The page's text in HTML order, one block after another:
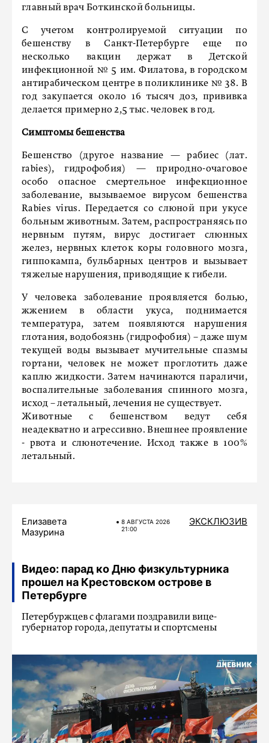
главный врач Боткинской больницы.
С учетом контролируемой ситуации по
бешенству в Санкт-Петербурге еще по
несколько вакцин держат в Детской
инфекционной № 5 им. Филатова, в городском
антирабическом центре в поликлинике № 38. В
год закупается около 16 тысяч доз, прививка
делается примерно 2,5 тыс. человек в год.
Симптомы бешенства
Бешенство (другое название — рабиес (лат.
rabies), гидрофобия) — природно-очаговое
особо опасное смертельное инфекционное
заболевание, вызываемое вирусом бешенства
Rabies virus. Передается со слюной при укусе
больным животным. Затем, распространяясь по
нервным путям, вирус достигает слюнных
желез, нервных клеток коры головного мозга,
гиппокампа, бульбарных центров и вызывает
тяжелые нарушения, приводящие к гибели.
У человека заболевание проявляется болью,
жжением в области укуса, поднимается
температура, затем появляются нарушения
глотания, водобоязнь (гидрофобия) – даже шум
текущей воды вызывает мучительные спазмы
гортани, человек не может проглотить даже
каплю жидкости. Затем начинаются параличи,
воспалительные заболевания спинного мозга,
исход – летальный, лечения не существует.
Животные с бешенством ведут себя
неадекватно и агрессивно. Внешнее проявление
- рвота и слюнотечение. Исход также в 100%
летальный.
Елизавета
Мазурина
8 АВГУСТА 2026
21:00
ЭКСКЛЮЗИВ
Видео: парад ко Дню физкультурника
прошел на Крестовском острове в
Петербурге
Петербуржцев с флагами поздравили вице-
губернатор города, депутаты и спортсмены